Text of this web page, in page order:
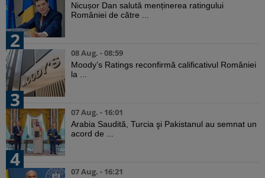
Nicușor Dan salută menținerea ratingului
României de către ...
2
08 Aug. - 08:59
Moody’s Ratings reconfirmă calificativul României
la ...
3
07 Aug. - 16:01
Arabia Saudită, Turcia şi Pakistanul au semnat un
acord de ...
4
07 Aug. - 16:21